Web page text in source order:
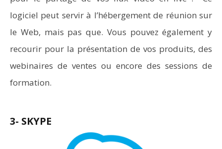
logiciel peut servir à l’hébergement de réunion sur
le Web, mais pas que. Vous pouvez également y
recourir pour la présentation de vos produits, des
webinaires de ventes ou encore des sessions de
formation.
3- SKYPE